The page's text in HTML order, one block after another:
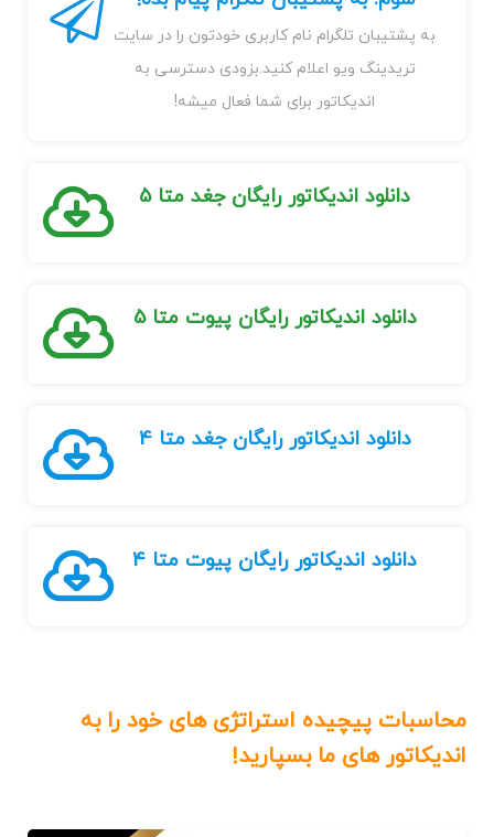
به پشتیبان تلگرام نام کاربری خودتون را در سایت
تریدینگ ویو اعلام کنید.بزودی دسترسی به
اندیکاتور برای شما فعال میشه!
دانلود اندیکاتور رایگان جغد متا 5
دانلود اندیکاتور رایگان پیوت متا 5
دانلود اندیکاتور رایگان جغد متا 4
دانلود اندیکاتور رایگان پیوت متا 4
محاسبات پیچیده استراتژی های خود را به
اندیکاتور های ما بسپارید!